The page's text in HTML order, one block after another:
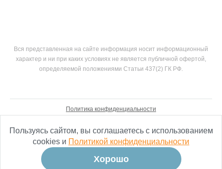
Вся представленная на сайте информация носит информационный
характер и ни при каких условиях не является публичной офертой,
определяемой положениями Статьи 437(2) ГК РФ.
Политика конфиденциальности
Пользуясь сайтом, вы соглашаетесь с использованием
cookies и Политикой конфиденциальности
Хорошо